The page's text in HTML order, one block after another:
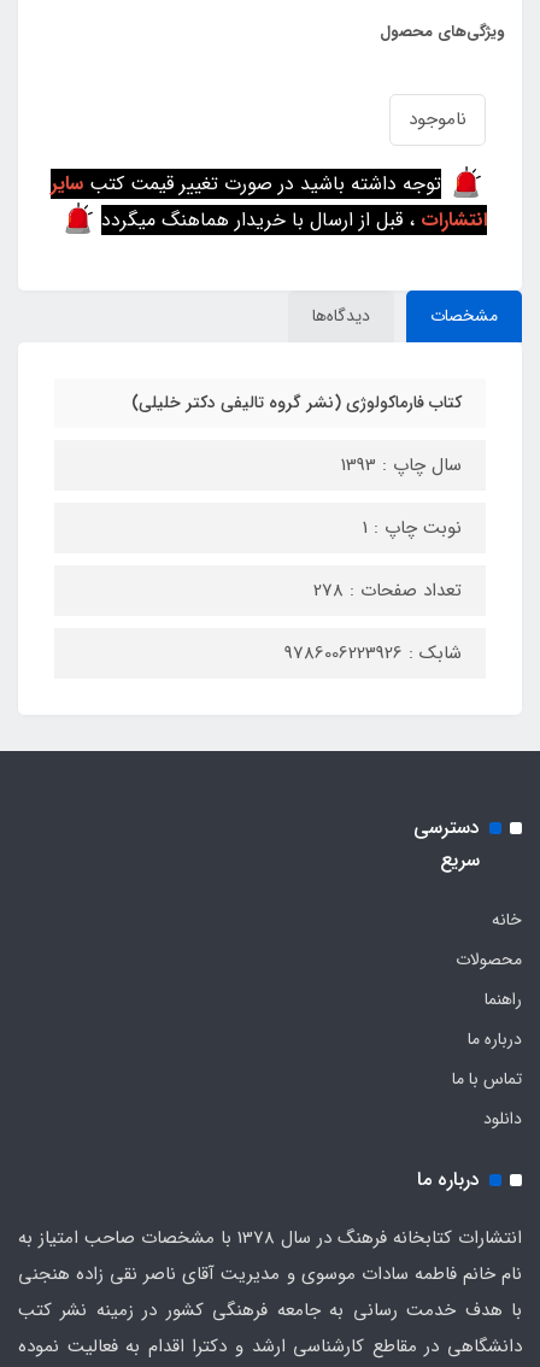
ویژگی‌های محصول
ناموجود
توجه داشته باشید در صورت تغییر قیمت کتب سایر
انتشارات ، قبل از ارسال با خریدار هماهنگ میگردد
مشخصات دیدگاه‌ها
کتاب فارماکولوژی (نشر گروه تالیفی دکتر خلیلی)
سال چاپ : 1393
نوبت چاپ : 1
تعداد صفحات : 278
شابک : 9786006223926
دسترسی
سریع
خانه
محصولات
راهنما
درباره ما
تماس با ما
دانلود
درباره ما
انتشارات کتابخانه فرهنگ در سال 1378 با مشخصات صاحب امتیاز به
نام خانم فاطمه سادات موسوی و مدیریت آقای ناصر نقی زاده هنجنی
با هدف خدمت رسانی به جامعه فرهنگی کشور در زمینه نشر کتب
دانشگاهی در مقاطع کارشناسی ارشد و دکترا اقدام به فعالیت نموده